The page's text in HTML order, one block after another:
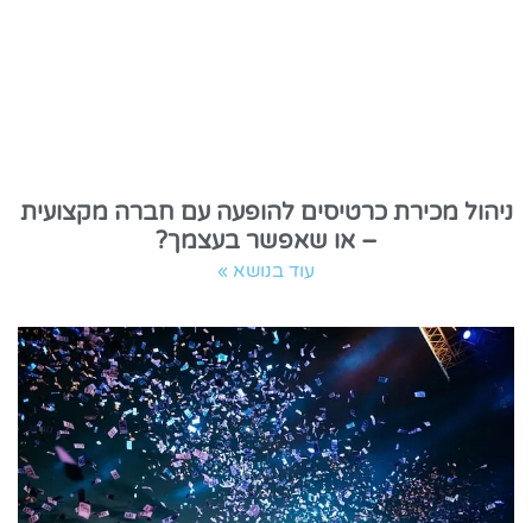
ניהול מכירת כרטיסים להופעה עם חברה מקצועית
– או שאפשר בעצמך?
עוד בנושא »